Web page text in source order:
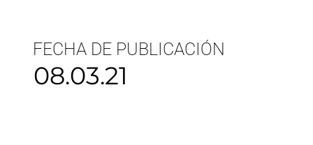
FECHA DE PUBLICACIÓN
08.03.21